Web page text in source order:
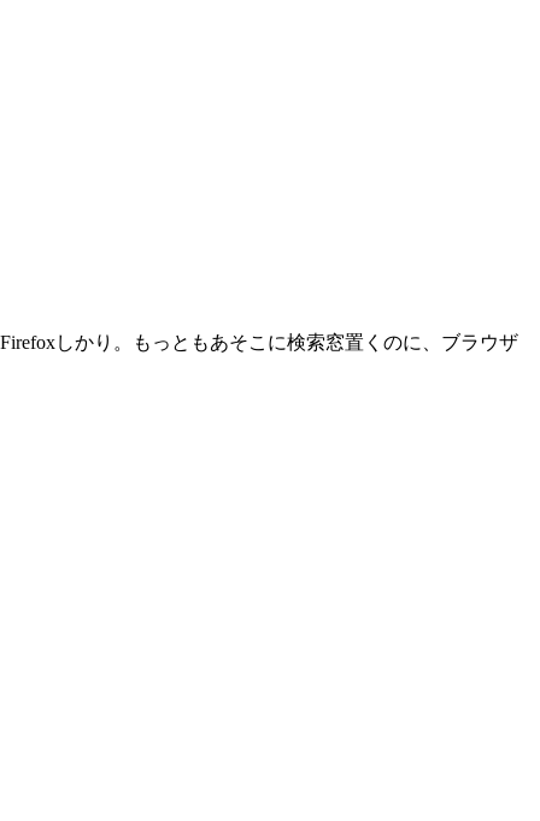
しかり。もっともあそこに検索窓置くのに、ブラウザ